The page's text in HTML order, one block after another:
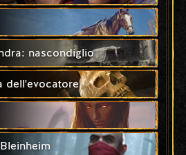
nascondiglio
dell'evocatore